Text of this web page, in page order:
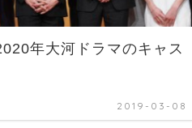
年大河ドラマのキャス
2019-03-08